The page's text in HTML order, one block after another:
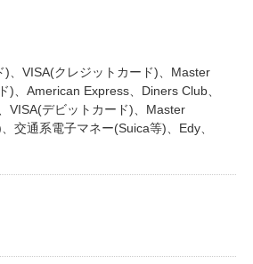
)、VISA(クレジットカード)、Master
)、American Express、Diners Club、
VISA(デビットカード)、Master
交通系電子マネー(Suica等)、Edy、